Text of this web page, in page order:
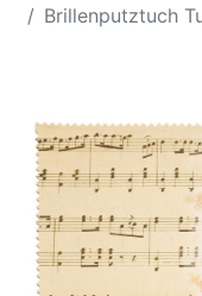
Brillenputztuch